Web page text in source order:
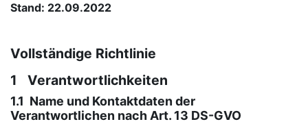
Stand: 22.09.2022
Vollständige Richtlinie
1 Verantwortlichkeiten
1.1 Name und Kontaktdaten der
Verantwortlichen nach Art. 13 DS-GVO